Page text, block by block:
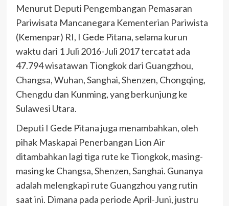
Menurut Deputi Pengembangan Pemasaran
Pariwisata Mancanegara Kementerian Pariwista
(Kemenpar) RI, I Gede Pitana, selama kurun
waktu dari 1 Juli 2016-Juli 2017 tercatat ada
47.794 wisatawan Tiongkok dari Guangzhou,
Changsa, Wuhan, Sanghai, Shenzen, Chongqing,
Chengdu dan Kunming, yang berkunjung ke
Sulawesi Utara.
Deputi I Gede Pitana juga menambahkan, oleh
pihak Maskapai Penerbangan Lion Air
ditambahkan lagi tiga rute ke Tiongkok, masing-
masing ke Changsa, Shenzen, Sanghai. Gunanya
adalah melengkapi rute Guangzhou yang rutin
saat ini. Dimana pada periode April-Juni, justru